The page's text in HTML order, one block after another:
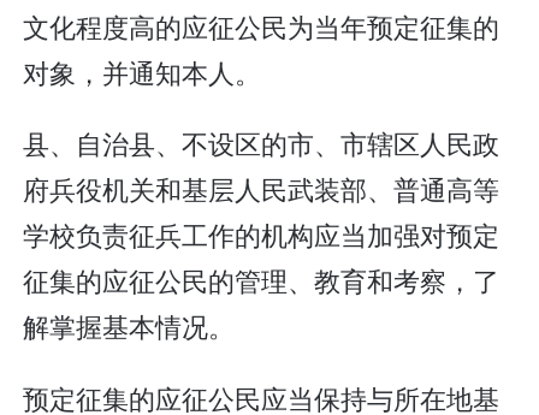
文化程度高的应征公民为当年预定征集的
对象，并通知本人。
县、自治县、不设区的市、市辖区人民政
府兵役机关和基层人民武装部、普通高等
学校负责征兵工作的机构应当加强对预定
征集的应征公民的管理、教育和考察，了
解掌握基本情况。
预定征集的应征公民应当保持与所在地基